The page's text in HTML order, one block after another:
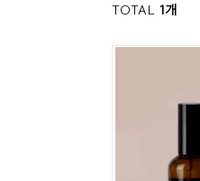
TOTAL 1개